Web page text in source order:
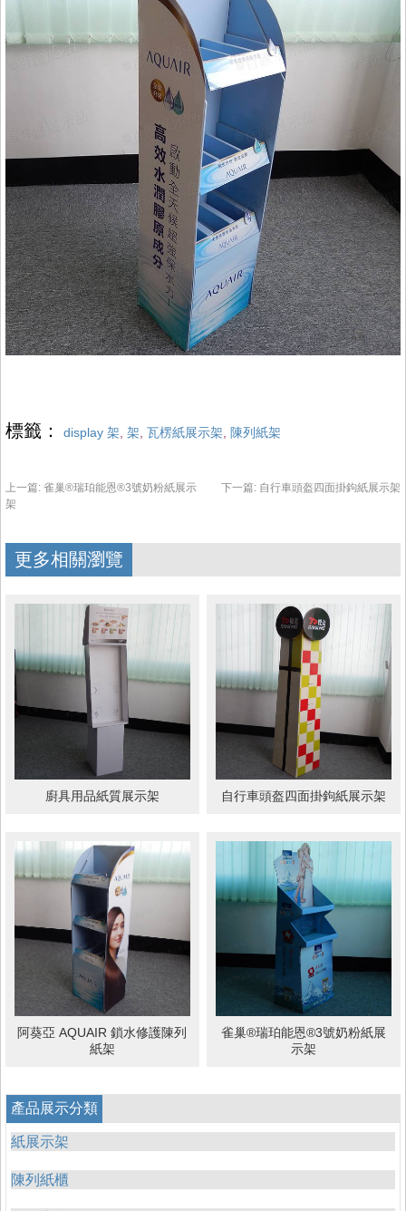
標籤： display 架 架 瓦楞紙展示架 陳列紙架
上一篇: 雀巢®瑞珀能恩®3號奶粉紙展示
架
下一篇: 自行車頭盔四面掛鉤紙展示架
更多相關瀏覽
廚具用品紙質展示架 自行車頭盔四面掛鉤紙展示架
阿葵亞 AQUAIR 鎖水修護陳列
紙架
雀巢®瑞珀能恩®3號奶粉紙展
示架
產品展示分類
紙展示架
陳列紙櫃